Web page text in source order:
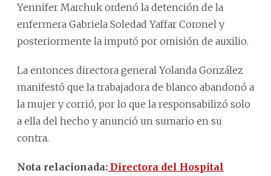
Yennifer Marchuk ordenó la detención de la
enfermera Gabriela Soledad Yaffar Coronel y
posteriormente la imputó por omisión de auxilio.
La entonces directora general Yolanda González
manifestó que la trabajadora de blanco abandonó a
la mujer y corrió, por lo que la responsabilizó solo
a ella del hecho y anunció un sumario en su
contra.
Nota relacionada: Directora del Hospital